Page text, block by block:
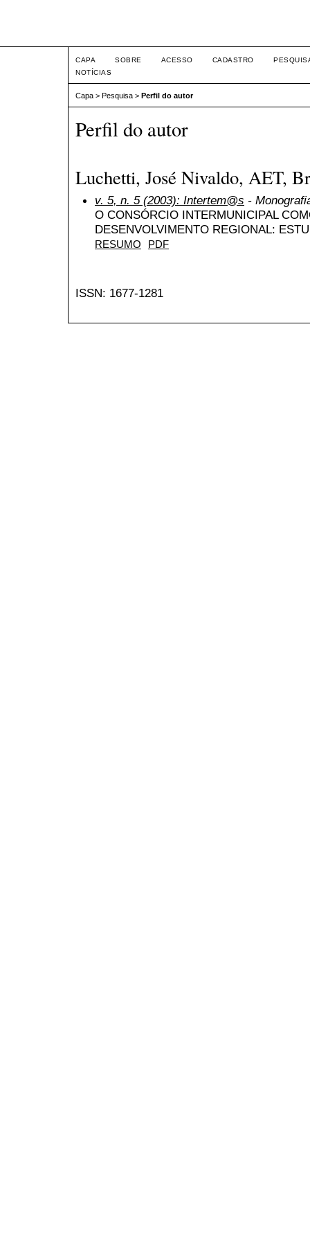
CAPA SOBRE ACESSO CADASTRO
NOTÍCIAS
Capa > Pesquisa > Perfil do autor
Perfil do autor
Luchetti, José Nivaldo, AET,
v. 5, n. 5 (2003): Intertem@s -
O CONSÓRCIO INTERMUNICIPAL
DESENVOLVIMENTO REGIONAL:
RESUMO PDF
ISSN: 1677-1281